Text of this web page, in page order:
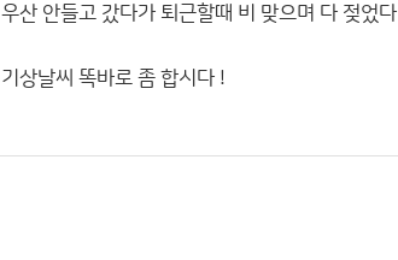
우산 안들고 갔다가 퇴근할때 비 맞으며 다 젖었다
기상날씨 똑바로 좀 합시다 !